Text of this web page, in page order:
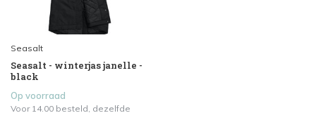
Seasalt
Seasalt - winterjas janelle -
black
Op voorraad
Voor 14.00 besteld, dezelfde